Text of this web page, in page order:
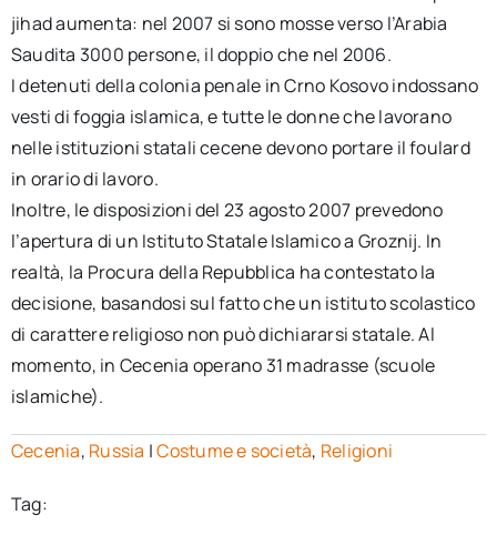
jihad aumenta: nel 2007 si sono mosse verso l’Arabia
Saudita 3000 persone, il doppio che nel 2006.
I detenuti della colonia penale in Crno Kosovo indossano
vesti di foggia islamica, e tutte le donne che lavorano
nelle istituzioni statali cecene devono portare il foulard
in orario di lavoro.
Inoltre, le disposizioni del 23 agosto 2007 prevedono
l’apertura di un Istituto Statale Islamico a Groznij. In
realtà, la Procura della Repubblica ha contestato la
decisione, basandosi sul fatto che un istituto scolastico
di carattere religioso non può dichiararsi statale. Al
momento, in Cecenia operano 31 madrasse (scuole
islamiche).
Cecenia, Russia |Costume e società, Religioni
Tag: